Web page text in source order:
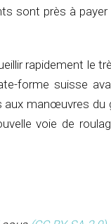
sont près à
rapidement le
forme suisse
aux manœuvres du
voie de